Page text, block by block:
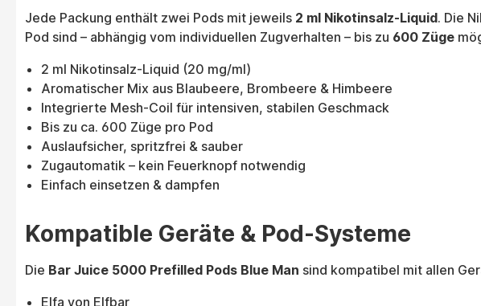
Jede Packung enthält zwei Pods mit jeweils 2 ml Nikotinsalz-Liquid. Die
Pod sind – abhängig vom individuellen Zugverhalten – bis zu 600 Züge
2 ml Nikotinsalz-Liquid (20 mg/ml)
Aromatischer Mix aus Blaubeere, Brombeere & Himbeere
Integrierte Mesh-Coil für intensiven, stabilen Geschmack
Bis zu ca. 600 Züge pro Pod
Auslaufsicher, spritzfrei & sauber
Zugautomatik – kein Feuerknopf notwendig
Einfach einsetzen & dampfen
Kompatible Geräte & Pod-Systeme
Die Bar Juice 5000 Prefilled Pods Blue Man sind kompatibel mit allen
Elfa von Elfbar